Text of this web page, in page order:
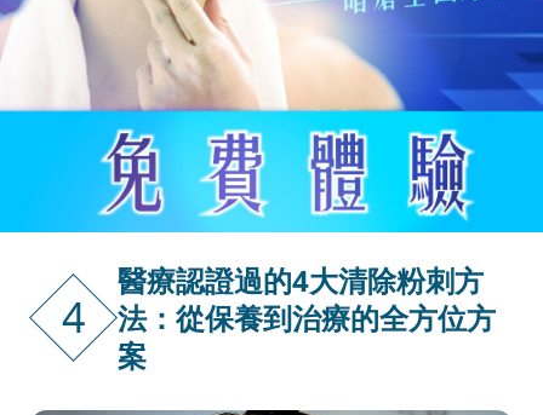
4
醫療認證過的4大清除粉刺方
法：從保養到治療的全方位方
案